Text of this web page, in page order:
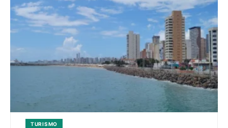
TURISMO